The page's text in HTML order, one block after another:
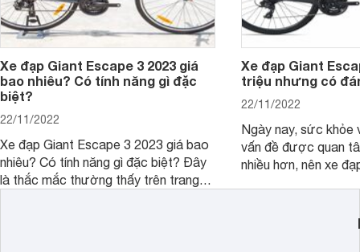
Xe đạp Giant Escape 3 2023 giá
bao nhiêu? Có tính năng gì đặc
biệt?
22/11/2022
Xe đạp Giant Escape 3 2023 giá bao
nhiêu? Có tính năng gì đặc biệt? Đây
là thắc mắc thường thấy trên trang
Xe đạp Giant
triệu nhưng có
22/11/2022
Ngày nay, sức khỏe
vấn đề được quan
nhiều hơn, nên xe
học, đi làm. Nổi bật